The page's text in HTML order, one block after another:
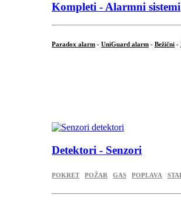
Kompleti - Alarmni sistemi
Paradox alarm - UniGuard alarm - Bežični -
Detektori - Senzori
POKRET POŽAR GAS POPLAVA